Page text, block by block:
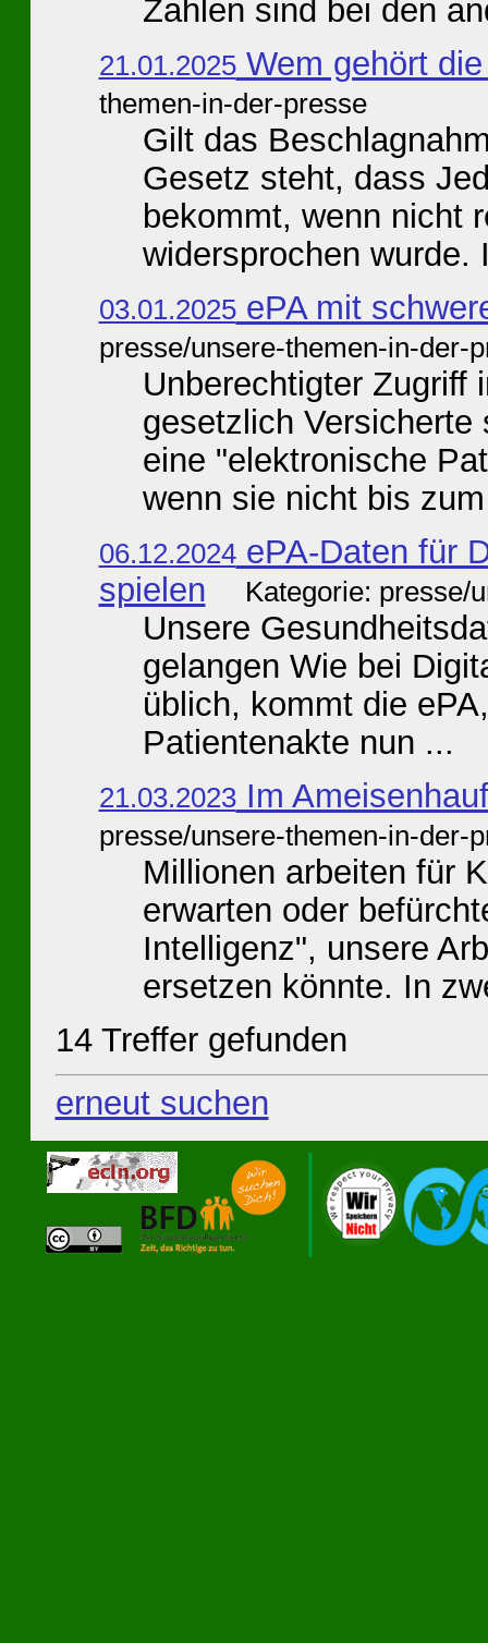
Zahlen sind bei den
21.01.2025Wem gehört die
themen-in-der-presse
Gilt das
Gesetz steht, dass
bekommt, wenn nicht
widersprochen wurde.
03.01.2025ePA mit
presse/unsere-themen-in-der-
Unberechtigter Zugriff
gesetzlich Versicherte
eine "elektronische
wenn sie nicht bis
06.12.2024ePA-Daten für
spielen
Kategorie: presse/
Unsere
gelangen Wie bei
üblich, kommt die
Patientenakte nun ...
21.03.2023Im
presse/unsere-themen-in-der-
Millionen arbeiten für
erwarten oder
Intelligenz", unsere
ersetzen könnte. In
14 Treffer gefunden
erneut suchen